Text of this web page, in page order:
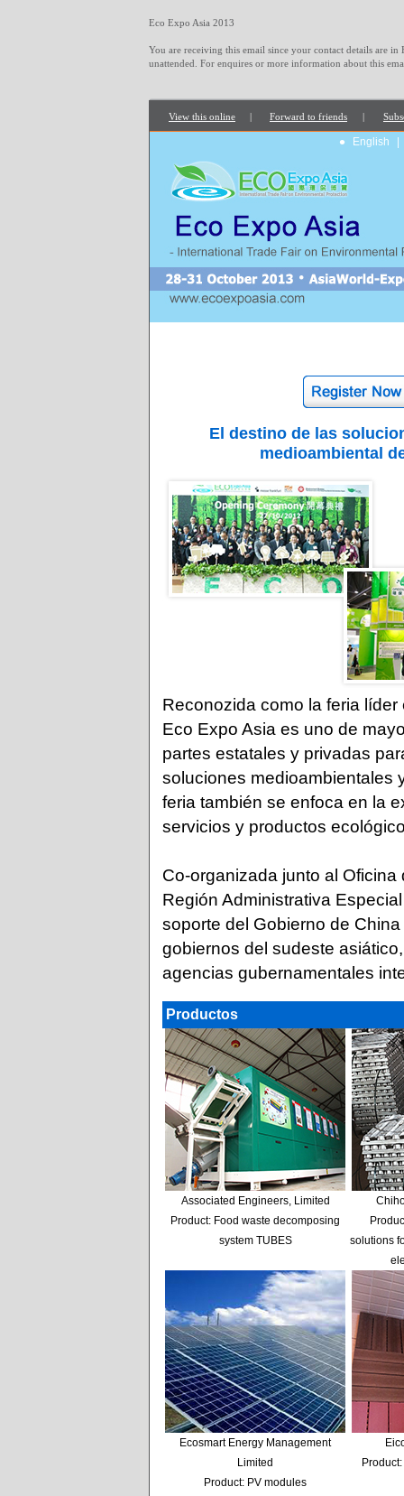
Eco Expo Asia 2013
You are receiving this email since your contact details are in
unattended. For enquires or more information about this
View this online | Forward to friends |
• English |
El destino de las
medioambiental
Reconozida como la feria
Eco Expo Asia es uno de
partes estatales y privadas
soluciones medioambientales
feria también se enfoca en la
servicios y productos
Co-organizada junto al
Región Administrativa
soporte del Gobierno de
gobiernos del sudeste
agencias gubernamentales
Productos
Associated Engineers, Limited
Product: Food waste decomposing
system TUBES
solutions
Ecosmart Energy Management
Limited
Product: PV modules